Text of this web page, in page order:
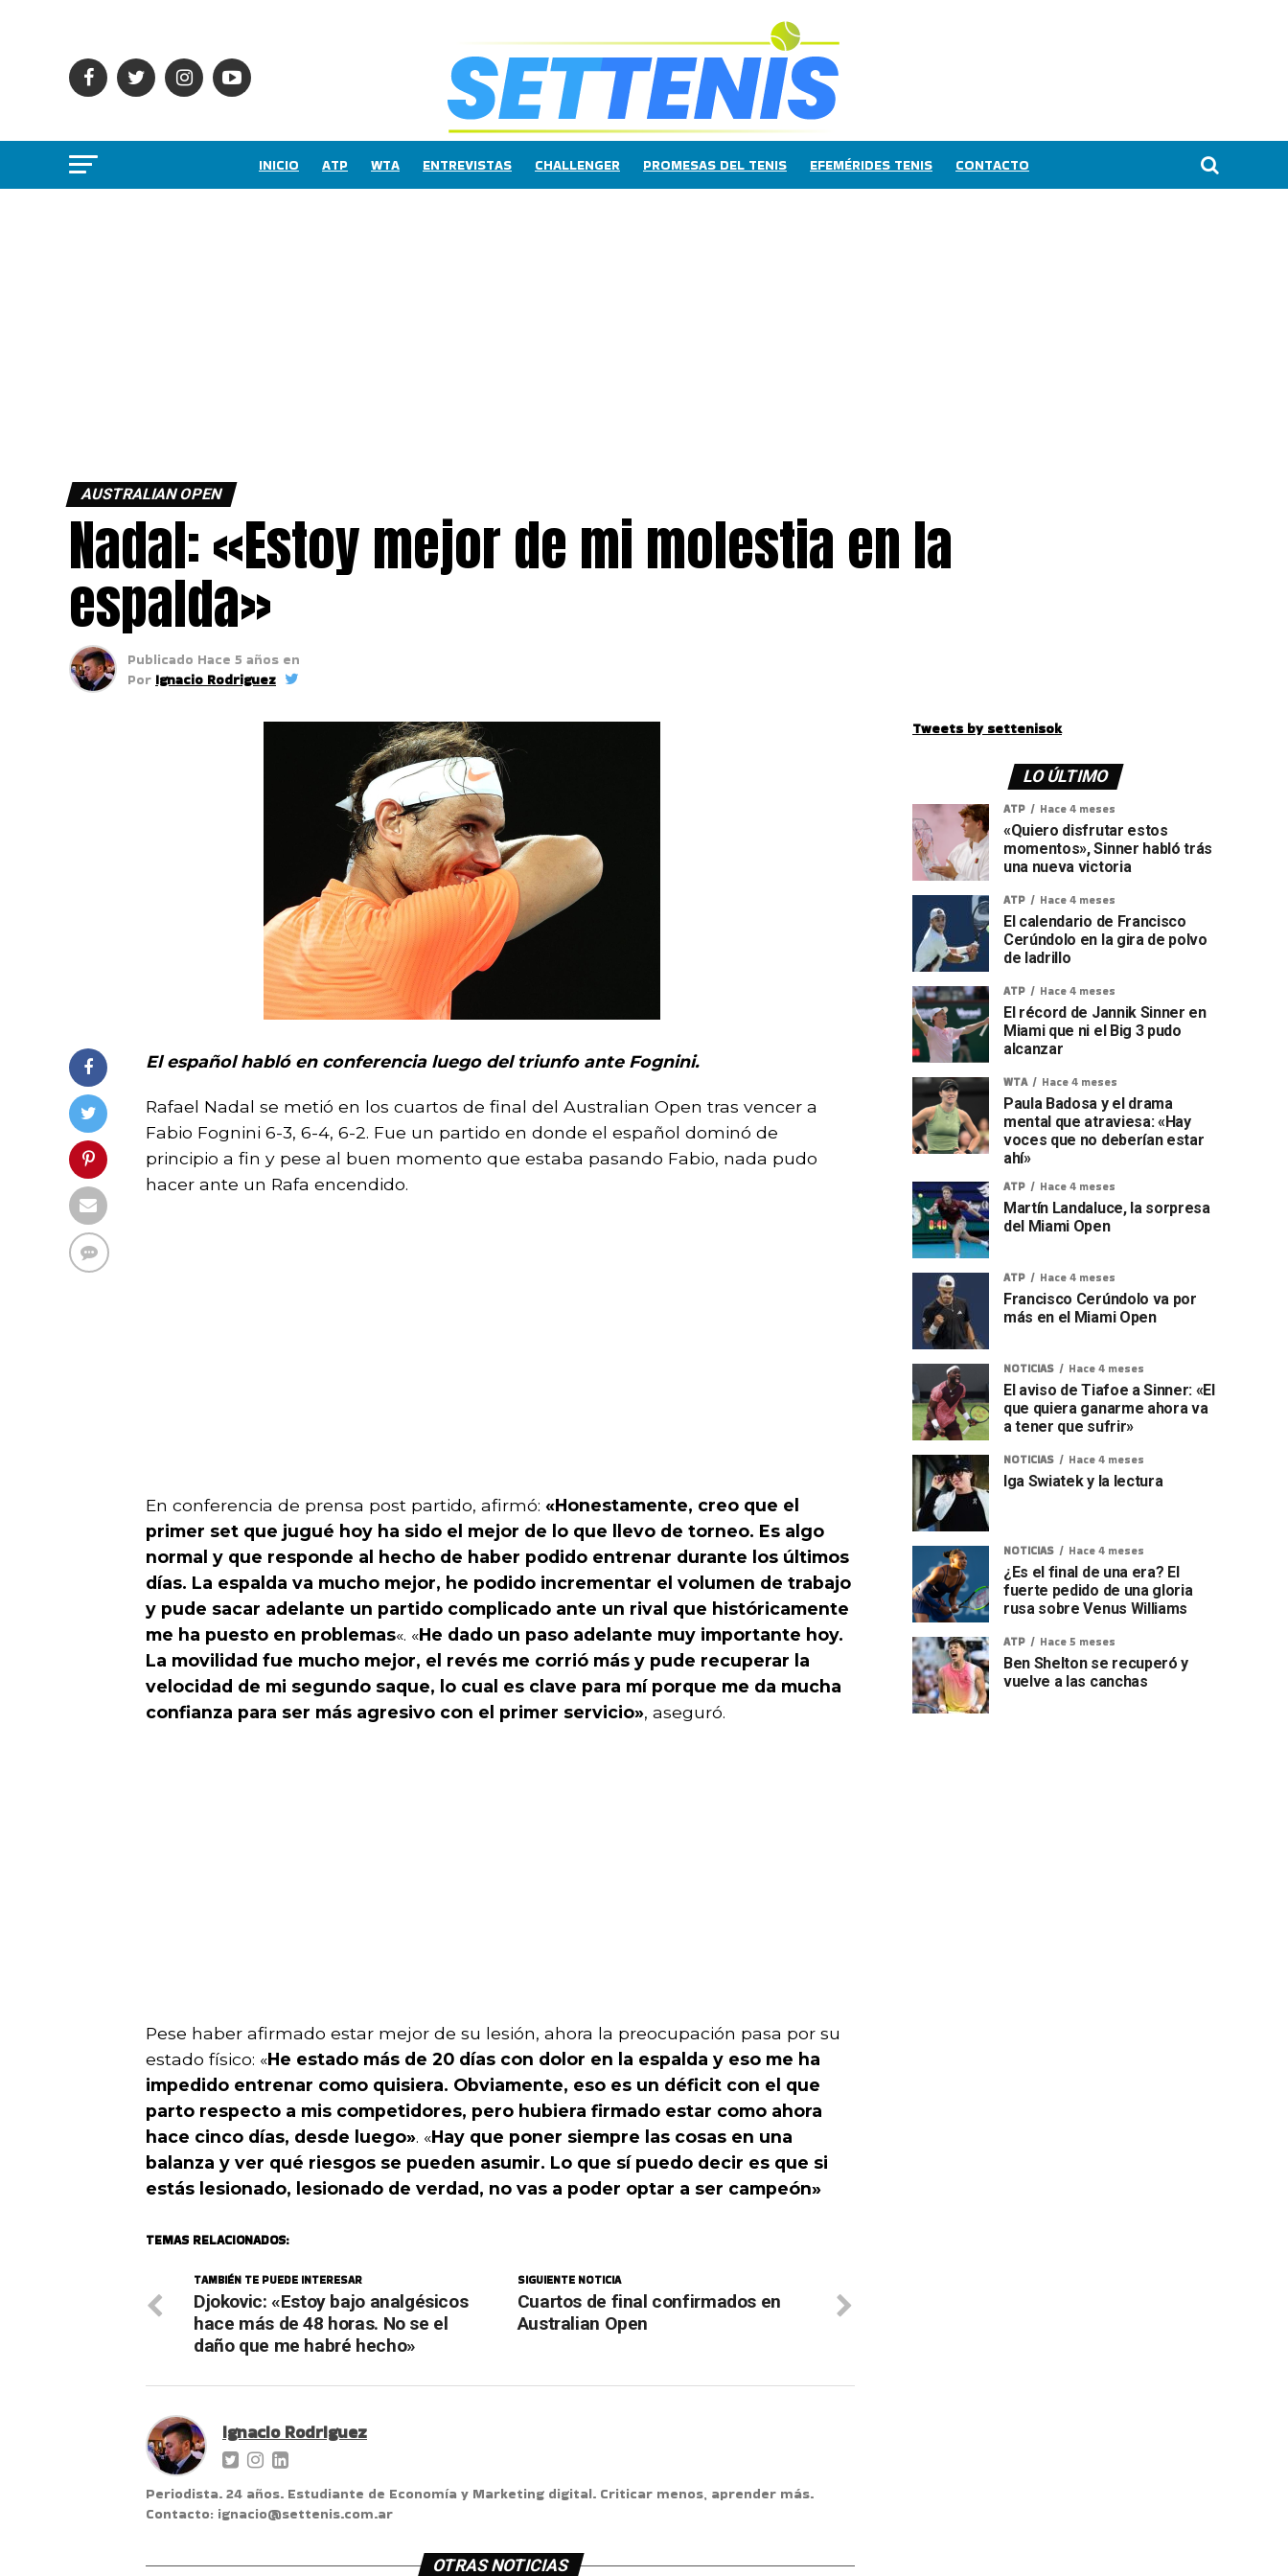
INICIO ATP WTA ENTREVISTAS CHALLENGER PROMESAS DEL TENIS EFEMÉRIDES TENIS CONTACTO
AUSTRALIAN OPEN
Nadal: «Estoy mejor de mi molestia en la
espalda»
Publicado Hace 5 años en
Por Ignacio Rodriguez
El español habló en conferencia luego del triunfo ante Fognini.
Rafael Nadal se metió en los cuartos de final del Australian Open tras vencer a
Fabio Fognini 6-3, 6-4, 6-2. Fue un partido en donde el español dominó de
principio a fin y pese al buen momento que estaba pasando Fabio, nada pudo
hacer ante un Rafa encendido.
En conferencia de prensa post partido, afirmó: «Honestamente, creo que el
primer set que jugué hoy ha sido el mejor de lo que llevo de torneo. Es algo
normal y que responde al hecho de haber podido entrenar durante los últimos
días. La espalda va mucho mejor, he podido incrementar el volumen de trabajo
y pude sacar adelante un partido complicado ante un rival que históricamente
me ha puesto en problemas«. «He dado un paso adelante muy importante hoy.
La movilidad fue mucho mejor, el revés me corrió más y pude recuperar la
velocidad de mi segundo saque, lo cual es clave para mí porque me da mucha
confianza para ser más agresivo con el primer servicio», aseguró.
Pese haber afirmado estar mejor de su lesión, ahora la preocupación pasa por su
estado físico: «He estado más de 20 días con dolor en la espalda y eso me ha
impedido entrenar como quisiera. Obviamente, eso es un déficit con el que
parto respecto a mis competidores, pero hubiera firmado estar como ahora
hace cinco días, desde luego». «Hay que poner siempre las cosas en una
balanza y ver qué riesgos se pueden asumir. Lo que sí puedo decir es que si
estás lesionado, lesionado de verdad, no vas a poder optar a ser campeón»
TEMAS RELACIONADOS:
SIGUIENTE NOTICIA
Cuartos de final confirmados en
Australian Open
TAMBIÉN TE PUEDE INTERESAR
Djokovic: «Estoy bajo analgésicos
hace más de 48 horas. No se el
daño que me habré hecho»
Ignacio Rodriguez
Periodista. 24 años. Estudiante de Economía y Marketing digital. Criticar menos, aprender más.
Contacto: ignacio@settenis.com.ar
OTRAS NOTICIAS
Tweets by settenisok
LO ÚLTIMO
ATP Hace 4 meses
«Quiero disfrutar estos
momentos», Sinner habló trás
una nueva victoria
ATP Hace 4 meses
El calendario de Francisco
Cerúndolo en la gira de polvo
de ladrillo
ATP Hace 4 meses
El récord de Jannik Sinner en
Miami que ni el Big 3 pudo
alcanzar
WTA Hace 4 meses
Paula Badosa y el drama
mental que atraviesa: «Hay
voces que no deberían estar
ahí»
ATP Hace 4 meses
Martín Landaluce, la sorpresa
del Miami Open
ATP Hace 4 meses
Francisco Cerúndolo va por
más en el Miami Open
NOTICIAS Hace 4 meses
El aviso de Tiafoe a Sinner: «El
que quiera ganarme ahora va
a tener que sufrir»
NOTICIAS Hace 4 meses
Iga Swiatek y la lectura
NOTICIAS Hace 4 meses
¿Es el final de una era? El
fuerte pedido de una gloria
rusa sobre Venus Williams
ATP Hace 5 meses
Ben Shelton se recuperó y
vuelve a las canchas